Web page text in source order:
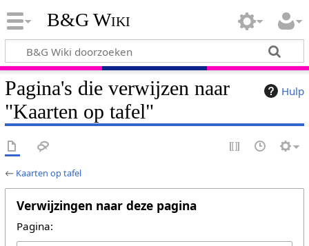
B&G Wiki
Hulp
Pagina's die verwijzen naar
"Kaarten op tafel"
← Kaarten op tafel
Verwijzingen naar deze pagina
Pagina: